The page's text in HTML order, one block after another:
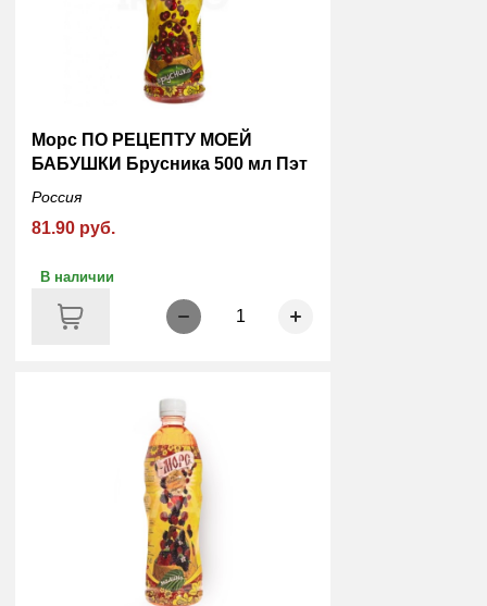
Морс ПО РЕЦЕПТУ МОЕЙ
БАБУШКИ Брусника 500 мл Пэт
Россия
81.90 руб.
В наличии
1